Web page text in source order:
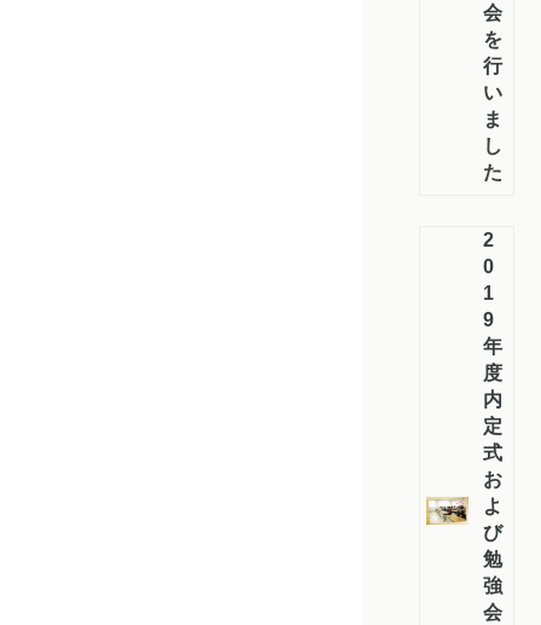
会
を
行
い
ま
し
た
2
0
1
9
年
度
内
定
式
お
よ
び
勉
強
会